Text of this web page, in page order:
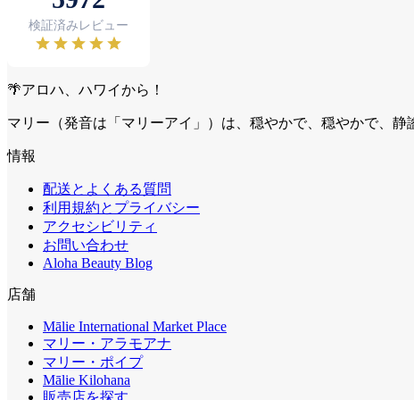
🌴アロハ、ハワイから！
マリー（発音は「マリーアイ」）は、穏やかで、穏やかで、
情報
配送とよくある質問
利用規約とプライバシー
アクセシビリティ
お問い合わせ
Aloha Beauty Blog
店舗
Mālie International Market Place
マリー・アラモアナ
マリー・ポイプ
Mālie Kilohana
販売店を探す